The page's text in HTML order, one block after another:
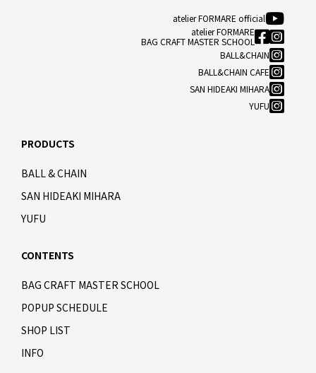
atelier FORMARE official
atelier FORMARE
BAG CRAFT MASTER SCHOOL
BALL&CHAIN
BALL&CHAIN CAFE
SAN HIDEAKI MIHARA
YUFU
PRODUCTS
BALL & CHAIN
SAN HIDEAKI MIHARA
YUFU
CONTENTS
BAG CRAFT MASTER SCHOOL
POPUP SCHEDULE
SHOP LIST
INFO